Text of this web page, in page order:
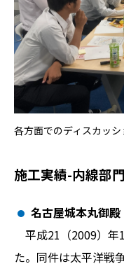
各方面でのディスカッ
施工実績-内線部門
名古屋城本丸御殿
平成21（2009）年
た。同件は太平洋戦